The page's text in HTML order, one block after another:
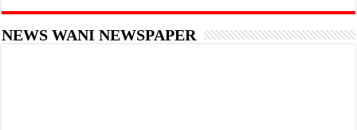
NEWS WANI NEWSPAPER